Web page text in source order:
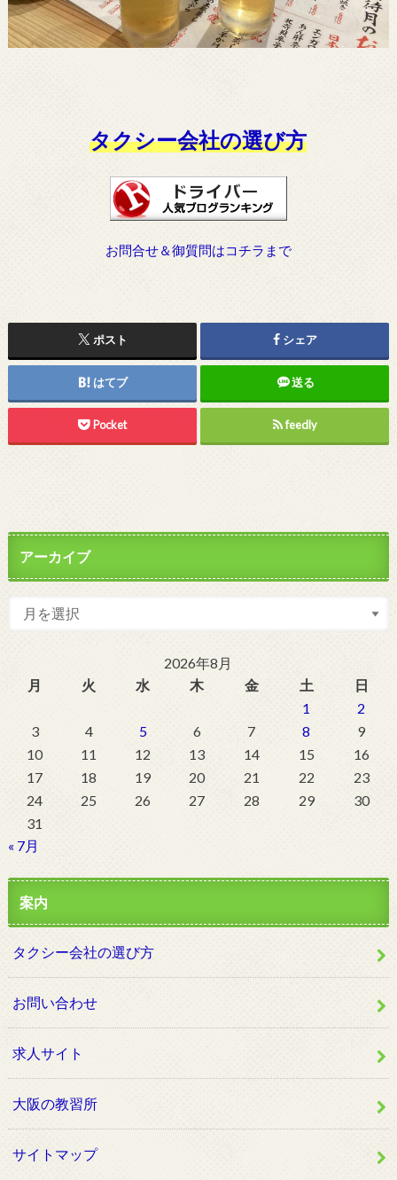
タクシー会社の選び方
お問合せ＆御質問はコチラまで
ポスト シェア
はてブ 送る
Pocket feedly
アーカイブ
2026年8月
月
火 水 木 金 土
日
1
2
3
4 5 6 7 8
9
10
11 12 13 14 15
16
17
18 19 20 21 22
23
24
25 26 27 28 29
30
31
« 7月
案内
タクシー会社の選び方
お問い合わせ
求人サイト
大阪の教習所
サイトマップ